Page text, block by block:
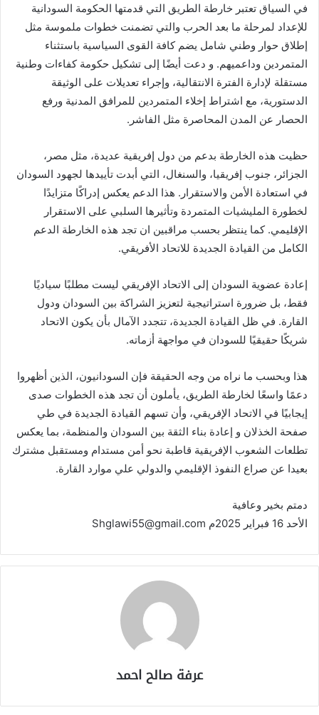
في السياق تعتبر خارطة الطريق التي قدمتها الحكومة السودانية
للإعداد لمرحلة ما بعد الحرب والتي تضمنت خطوات ملموسة مثل
إطلاق حوار وطني شامل يضم كافة القوى السياسية باستثناء
المتمردين وداعميهم. و دعت أيضًا إلى تشكيل حكومة كفاءات وطنية
مستقلة لإدارة الفترة الانتقالية، وإجراء تعديلات على الوثيقة
الدستورية، مع اشتراط إخلاء المتمردين للمرافق المدنية ورفع
الحصار عن المدن المحاصرة مثل الفاشر.
حظيت هذه الخارطة بدعم من دول إفريقية عديدة، مثل مصر،
الجزائر، جنوب إفريقيا، والسنغال، التي أبدت تأييدها لجهود السودان
في استعادة الأمن والاستقرار. هذا الدعم يعكس إدراكًا متزايدًا
لخطورة المليشيات المتمردة وتأثيرها السلبي على الاستقرار
الإقليمي. كما ينتظر بحسب مراقبين ان تجد هذه الخارطة الدعم
الكامل من القيادة الجديدة للاتحاد الأفريقي.
إعادة عضوية السودان إلى الاتحاد الإفريقي ليست مطلبًا سياديًا
فقط، بل ضرورة استراتيجية لتعزيز الشراكة بين السودان ودول
القارة. في ظل القيادة الجديدة، تتجدد الآمال بأن يكون الاتحاد
شريكًا حقيقيًا للسودان في مواجهة أزماته.
هذا وبحسب ما نراه من وجه الحقيقة فإن السودانيون، الذين أظهروا
دعمًا واسعًا لخارطة الطريق، يأملون أن تجد هذه الخطوات صدى
إيجابيًا في الاتحاد الإفريقي، وأن تسهم القيادة الجديدة في طي
صفحة الخذلان و إعادة بناء الثقة بين السودان والمنظمة، بما يعكس
تطلعات الشعوب الإفريقية قاطبة نحو أمن مستدام ومستقبل مشترك
بعيدا عن صراع النفوذ الإقليمي والدولي علي موارد القارة.
دمتم بخير وعافية
الأحد 16 فبراير 2025م Shglawi55@gmail.com
عرفة صالح احمد